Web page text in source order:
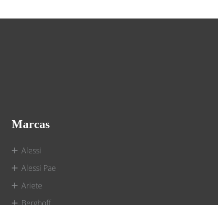
Marcas
Alessi
Alessi Pae
Ariete